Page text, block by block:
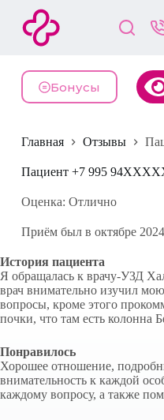
й
и
у
и
Бонусы
Главная Отзывы
Пациент +7 995
Оценка: Отлично
Приём был в октябре 2024
История пациента
Я обращалась к врачу-УЗД
врач внимательно изучил
вопросы, кроме этого
почки, что там есть колонна
Понравилось
Хорошее отношение,
внимательность к каждой
каждому вопросу, а также